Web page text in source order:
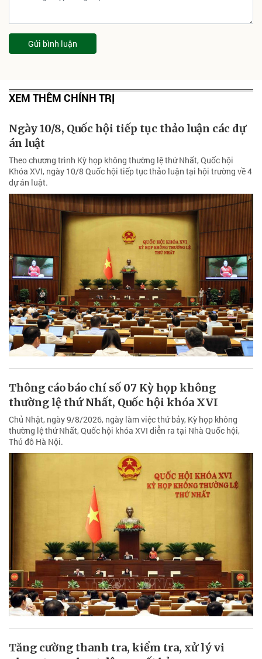
Gửi bình luận
XEM THÊM CHÍNH TRỊ
Ngày 10/8, Quốc hội tiếp tục thảo luận các dự
án luật
Theo chương trình Kỳ họp không thường lệ thứ Nhất, Quốc hội
Khóa XVI, ngày 10/8 Quốc hội tiếp tục thảo luận tại hội trường về 4
dự án luật.
Thông cáo báo chí số 07 Kỳ họp không
thường lệ thứ Nhất, Quốc hội khóa XVI
Chủ Nhật, ngày 9/8/2026, ngày làm việc thứ bảy, Kỳ họp không
thường lệ thứ Nhất, Quốc hội khóa XVI diễn ra tại Nhà Quốc hội,
Thủ đô Hà Nội.
Tăng cường thanh tra, kiểm tra, xử lý vi